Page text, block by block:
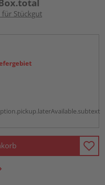
für Stückgut